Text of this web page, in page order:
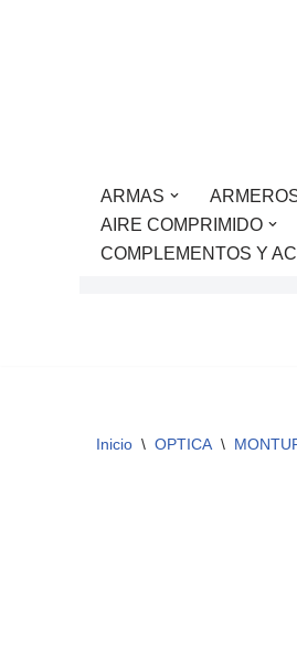
ARMAS
AIRE COMPRIMIDO
COMPLEMENTOS Y
Inicio \ OPTICA \